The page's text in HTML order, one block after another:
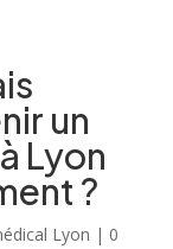
un
Lyon
?
Lyon | 0